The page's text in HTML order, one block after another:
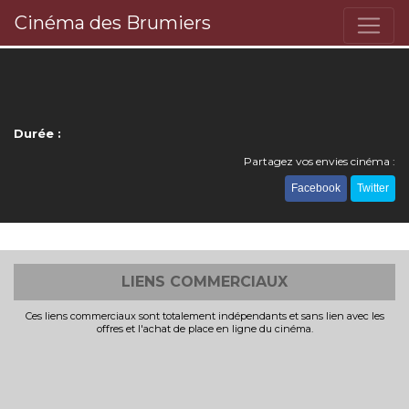
Cinéma des Brumiers
Durée :
Partagez vos envies cinéma :
Facebook Twitter
LIENS COMMERCIAUX
Ces liens commerciaux sont totalement indépendants et sans lien avec les
offres et l'achat de place en ligne du cinéma.